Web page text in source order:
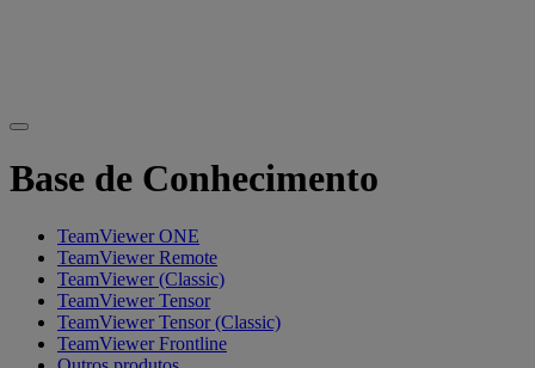
Base de Conhecimento
TeamViewer ONE
TeamViewer Remote
TeamViewer (Classic)
TeamViewer Tensor
TeamViewer Tensor (Classic)
TeamViewer Frontline